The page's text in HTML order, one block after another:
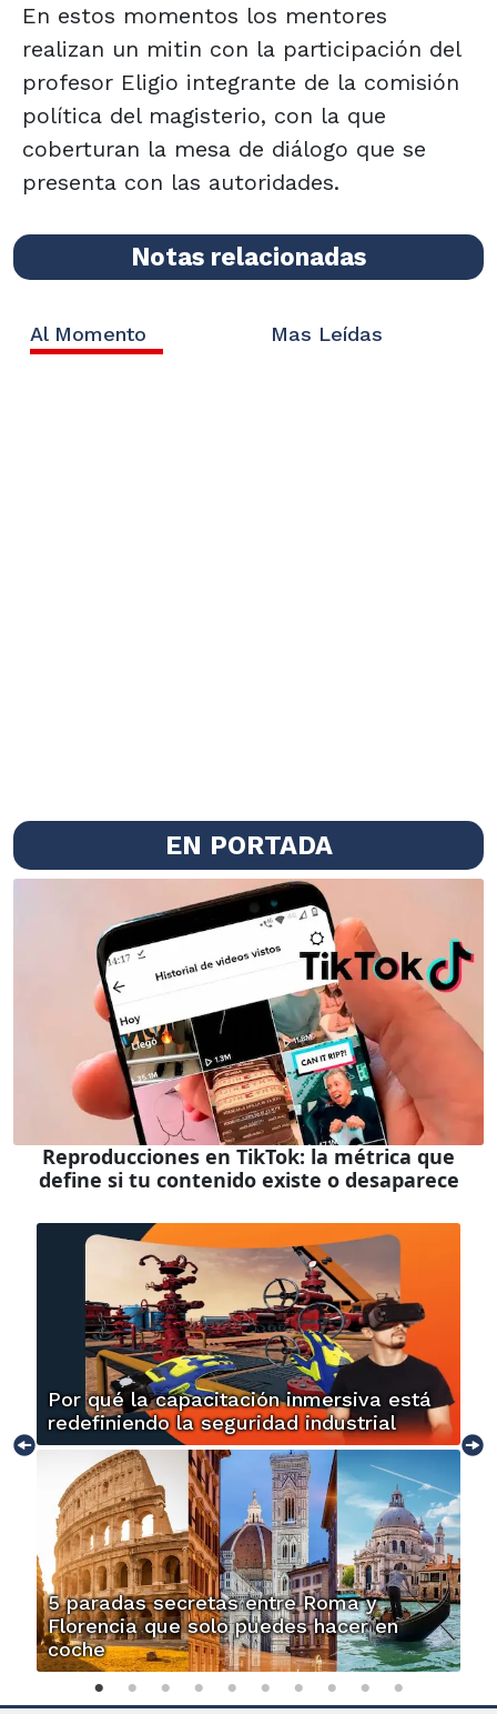
En estos momentos los mentores
realizan un mitin con la participación del
profesor Eligio integrante de la comisión
política del magisterio, con la que
coberturan la mesa de diálogo que se
presenta con las autoridades.
Notas relacionadas
Al Momento Mas Leídas
EN PORTADA
Reproducciones en TikTok: la métrica que
define si tu contenido existe o desaparece
Por qué la capacitación inmersiva está
redefiniendo la seguridad industrial
5 paradas secretas entre Roma y
Florencia que solo puedes hacer en
coche